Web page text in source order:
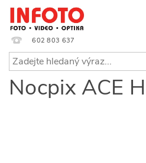
602 803 637
Nocpix ACE